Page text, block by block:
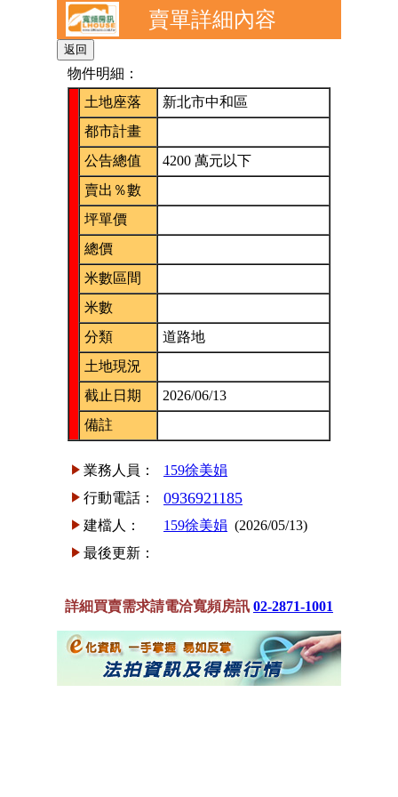
賣單詳細內容
物件明細：
土地座落
新北市中和區
都市計畫
公告總值
4200 萬元以下
賣出％數
坪單價
總價
米數區間
米數
分類
道路地
土地現況
截止日期
2026/06/13
備註
業務人員：
159徐美娟
行動電話：
0936921185
建檔人： 159徐美娟 (2026/05/13)
最後更新：
詳細買賣需求請電洽寬頻房訊 02-2871-1001